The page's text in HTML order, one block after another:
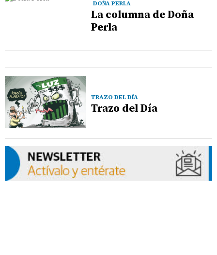
DOÑA PERLA
La columna de Doña
Perla
TRAZO DEL DÍA
Trazo del Día